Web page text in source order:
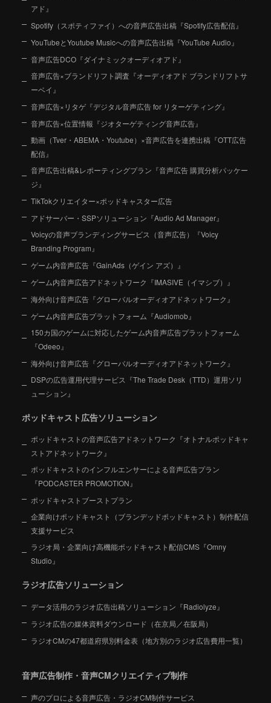
アド』
Spotify（スポティファイ）への音声広告出稿『Spotify広告配信』
YouTubeとYoutube Musicへの音声広告出稿『YouTube Audio』
音声広告DCO『ダイナミックオーディオアド』
音声広告×ブランドリフト調査『オーディオアド ブランドリフトサ
ーベイ』
音声広告×リタゲ『デジタル音声広告 for リターゲティング』
音声広告×位置情報『ジオターゲティング音声広告』
動画（Tver・ABEMA・Youtube）×音声広告を連携出稿『OTT広告
配信』
音声広告出稿&レポーティングプラン『音声広告 購買分析パッケー
ジ』
TikTokクリエイター×ポッドキャスター広告
アドサーバー・SSPソリューション『Audio Ad Manager』
Voicyの音声ブランディングサービス（音声広告）『Voicy
Branding Program』
ゲーム内音声広告『GainAds（ゲイン アズ）』
ゲーム内音声広告アドネットワーク『IMASIVE（イマシブ）』
海外向け音声広告『グローバルオーディオアドネットワーク』
ゲーム内音声広告プラットフォーム『Audiomob』
150カ国のゲームに対応したゲーム内音声広告プラットフォーム
『Odeeo』
海外向け音声広告『グローバルオーディオアドネットワーク』
DSPの広告運用代理サービス『The Trade Desk（TTD）運用ソリ
ューション』
ポッドキャスト広告ソリューション
ポッドキャストの音声広告アドネットワーク『オトナルポッドキャ
ストアドネットワーク』
ポッドキャストのインフルエンサーによる音声広告プラン
『PODCASTER PROMOTION』
ポッドキャストブーストプラン
企業向けポッドキャスト（ブランデッドポッドキャスト）制作配信
支援サービス
ラジオ局・企業向け高機能ポッドキャスト配信CMS『Omny
Studio』
ラジオ広告ソリューション
データ活用のラジオ広告出稿ソリューション『Radiolyze』
ラジオ広告の媒体資料ダウンロード（在京局／在阪局）
ラジオCMの47都道府県別料金表（地方別のラジオ広告費用一覧）
音声広告制作・音声CMクリエイティブ制作
声のプロによる音声広告・ラジオCM制作サービス